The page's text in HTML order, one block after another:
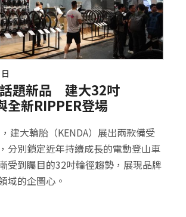
題新品 建大32吋
全新RIPPER登場
建大輪胎（KENDA）展出兩款備受
分別鎖定近年持續成長的電動登山車
受到矚目的32吋輪徑趨勢，展現品牌
域的企圖心。